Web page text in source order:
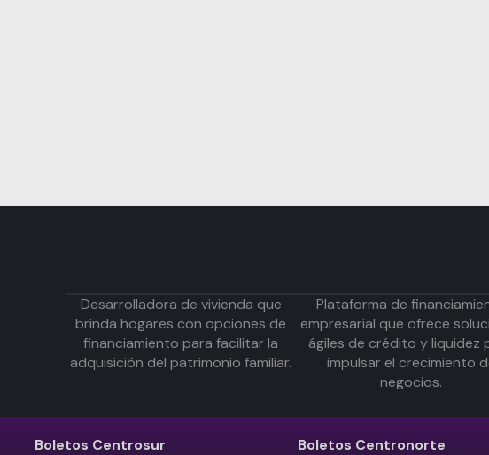
Desarrolladora de vivienda que
brinda hogares con opciones de
financiamiento para facilitar la
adquisición del patrimonio familiar.
Plataforma de
empresarial que ofrece
ágiles de crédito y liquidez
impulsar el crecimiento
negocios.
Boletos Centrosur
Boletos Centronorte